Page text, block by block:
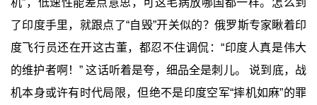
机”，低速性能差点意思，可这毛病放哪国都一样。怎么到
了印度手里，就跟点了“自毁”开关似的？俄罗斯专家瞅着印
度飞行员还在开这古董，都忍不住调侃：“印度人真是伟大
的维护者啊！” 这话听着是夸，细品全是刺儿。 说到底，战
机本身或许有时代局限，但绝不是印度空军“摔机如麻”的罪